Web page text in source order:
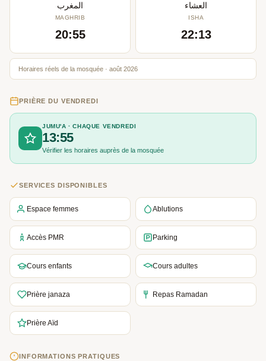
المغرب
MAGHRIB
20:55
العشاء
ISHA
22:13
Horaires réels de la mosquée · août 2026
PRIÈRE DU VENDREDI
JUMU'A · CHAQUE VENDREDI
13:55
Vérifier les horaires auprès de la mosquée
SERVICES DISPONIBLES
Espace femmes Ablutions
Accès PMR Parking
Cours enfants Cours adultes
Prière janaza Repas Ramadan
Prière Aïd
INFORMATIONS PRATIQUES